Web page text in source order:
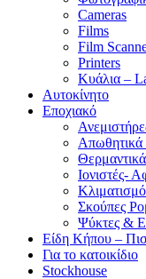
Cameras
Films
Film
Printers
Κυάλια –
Αυτοκίνητο
Εποχιακό
Θερμαντικά
Ιονιστές-
Σκούπες
Ψύκτες &
Είδη Κήπου –
Για το κατοικίδιο
Stockhouse